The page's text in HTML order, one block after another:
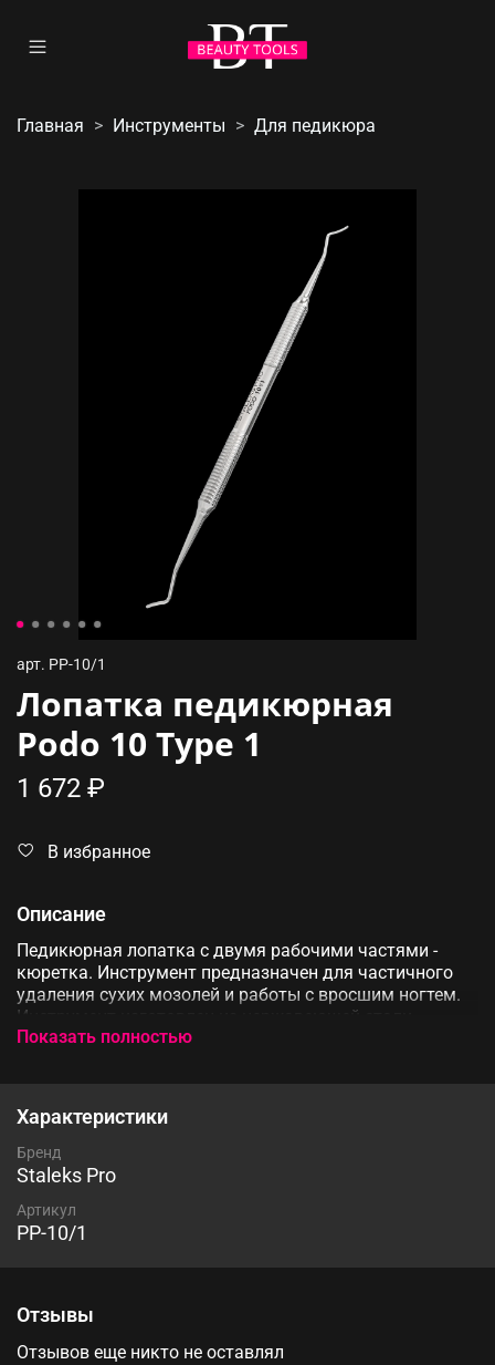
Главная Инструменты Для педикюра
арт. PP-10/1
Лопатка педикюрная
Podo 10 Type 1
1 672 ₽
В избранное
Описание
Педикюрная лопатка с двумя рабочими частями -
кюретка. Инструмент предназначен для частичного
удаления сухих мозолей и работы с вросшим ногтем.
Инструмент изготовлен из нержавеющей стали,
поддаётся всем видам дезинфекции и стерилизации.
Показать полностью
Характеристики
Бренд
Staleks Pro
Артикул
PP-10/1
Отзывы
Отзывов еще никто не оставлял